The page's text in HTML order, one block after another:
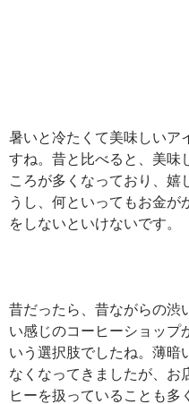
暑いと冷たくて美味しいア
すね。昔と比べると、美味
ころが多くなっており、嬉
うし、何といってもお金
をしないといけないです。
昔だったら、昔ながらの渋
い感じのコーヒーショップ
いう選択肢でしたね。薄暗
なくなってきましたが、お
ヒーを扱っていることも